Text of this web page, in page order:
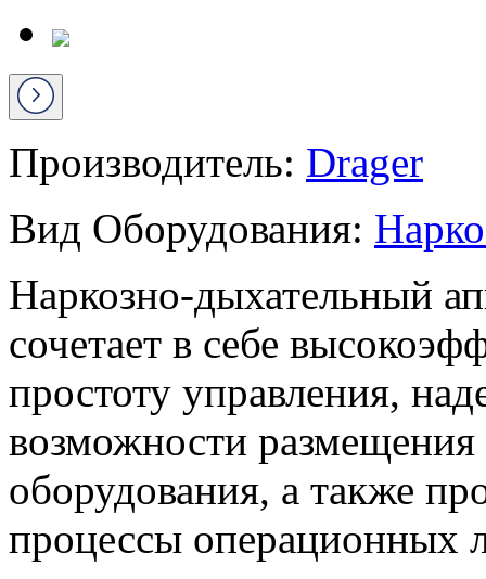
Производитель: Drager
Вид Оборудования:
Наркозно-дыхательный
сочетает в себе
простоту управления,
возможности размещения
оборудования, а также
процессы операционных